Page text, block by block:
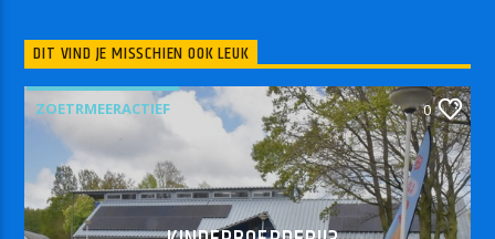
DIT VIND JE MISSCHIEN OOK LEUK
ZOETRMEERACTIEF 0